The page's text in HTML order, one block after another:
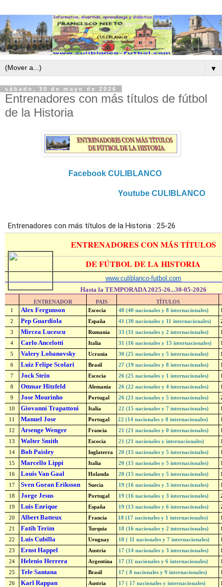
▼
sábado, 30 de mayo de 2026
Entrenadores con más títulos de fútbol
de la Historia
Facebook CULIBLANCO
Youtube CULIBLANCO